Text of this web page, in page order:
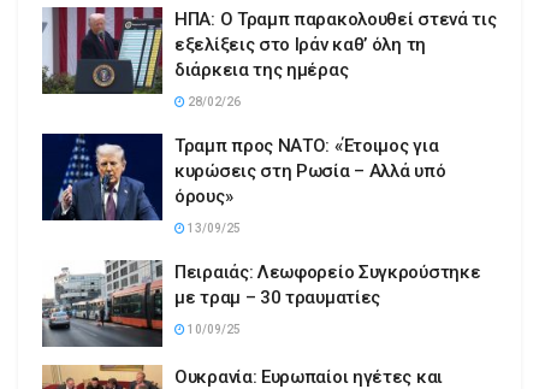
ΗΠΑ: Ο Τραμπ παρακολουθεί στενά τις
εξελίξεις στο Ιράν καθ’ όλη τη
διάρκεια της ημέρας
28/02/26
Τραμπ προς ΝΑΤΟ: «Έτοιμος για
κυρώσεις στη Ρωσία – Αλλά υπό
όρους»
13/09/25
Πειραιάς: Λεωφορείο Συγκρούστηκε
με τραμ – 30 τραυματίες
10/09/25
Ουκρανία: Ευρωπαίοι ηγέτες και